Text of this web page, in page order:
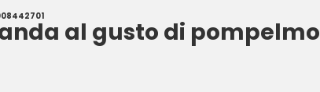
al gusto di pompelmo